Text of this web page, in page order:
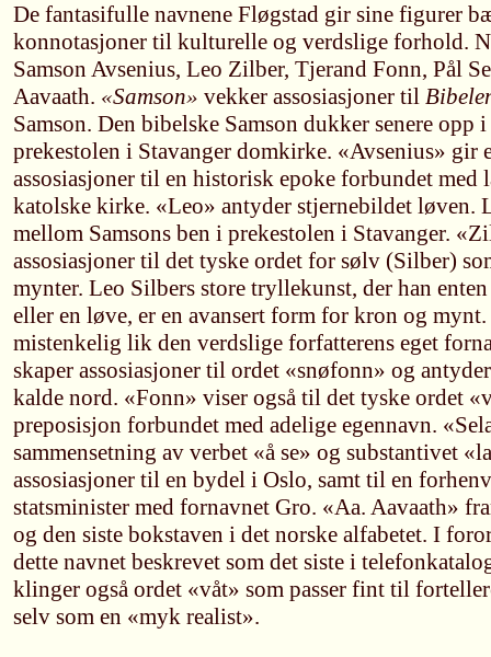
De fantasifulle navnene Fløgstad gir sine figurer
konnotasjoner til kulturelle og verdslige forhold.
Samson Avsenius, Leo Zilber, Tjerand Fonn, Pål
Aavaath. «Samson» vekker assosiasjoner til
Samson. Den bibelske Samson dukker senere opp
prekestolen i Stavanger domkirke. «Avsenius» gir
assosiasjoner til en historisk epoke forbundet med
katolske kirke. «Leo» antyder stjernebildet løven.
mellom Samsons ben i prekestolen i Stavanger.
assosiasjoner til det tyske ordet for sølv (Silber)
mynter. Leo Silbers store tryllekunst, der han
eller en løve, er en avansert form for kron og
mistenkelig lik den verdslige forfatterens eget
skaper assosiasjoner til ordet «snøfonn» og
kalde nord. «Fonn» viser også til det tyske ordet
preposisjon forbundet med adelige egennavn.
sammensetning av verbet «å se» og substantivet
assosiasjoner til en bydel i Oslo, samt til en
statsminister med fornavnet Gro. «Aa. Aavaath»
og den siste bokstaven i det norske alfabetet. I
dette navnet beskrevet som det siste i
klinger også ordet «våt» som passer fint til
selv som en «myk realist».